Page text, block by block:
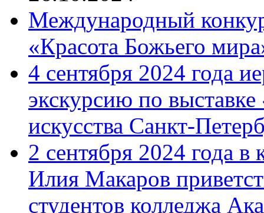
Международный
«Красота Божьего
4 сентября 2024 года
экскурсию по
искусства Санкт-
2 сентября 2024 года
Илия Макаров
студентов колледжа